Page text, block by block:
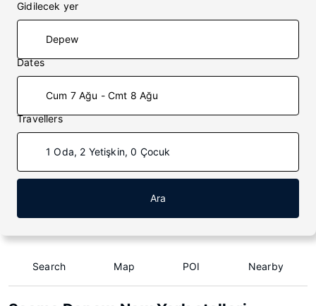
Gidilecek yer
Dates
Cum 7 Ağu - Cmt 8 Ağu
Travellers
1 Oda, 2 Yetişkin, 0 Çocuk
Ara
Search Map POI Nearby